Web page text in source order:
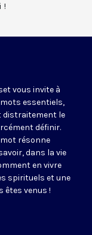
!
vous invite à
essentiels,
distraitement le
définir.
résonne
dans la vie
en vivre
spirituels et une
êtes venus !